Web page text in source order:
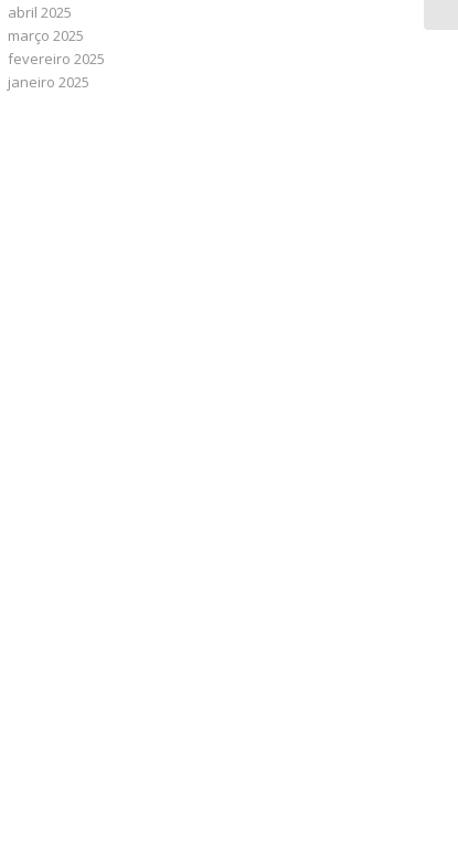
abril 2025
março 2025
fevereiro 2025
janeiro 2025